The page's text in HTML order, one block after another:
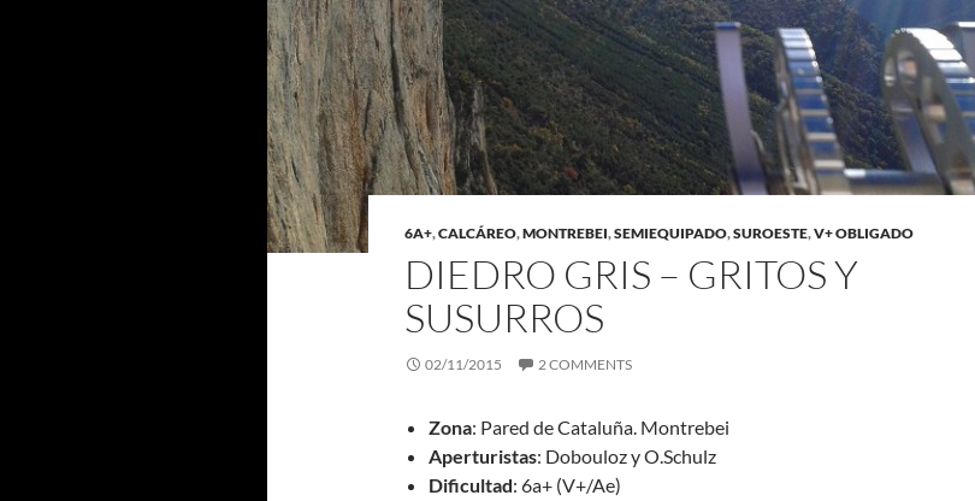
6A+,CALCÁREO,MONTREBEI,SEMIEQUIPADO,SUROESTE,V+ OBLIGADO
DIEDRO GRIS – GRITOS Y
SUSURROS
02/11/2015 2 COMMENTS
Zona: Pared de Cataluña. Montrebei
Aperturistas: Dobouloz y O.Schulz
Dificultad: 6a+ (V+/Ae)